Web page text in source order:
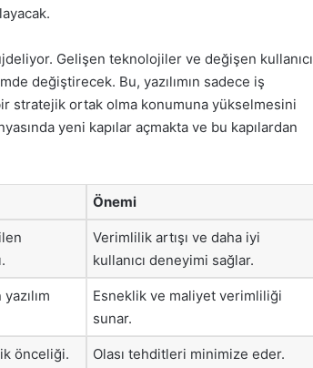
Gelişen teknolojiler ve değişen kullanıcı
değiştirecek. Bu, yazılımın sadece iş
stratejik ortak olma konumuna yükselmesini
yeni kapılar açmakta ve bu kapılardan
Önemi
Verimlilik artışı ve daha iyi
kullanıcı deneyimi sağlar.
Esneklik ve maliyet verimliliği
sunar.
önceliği. Olası tehditleri minimize eder.